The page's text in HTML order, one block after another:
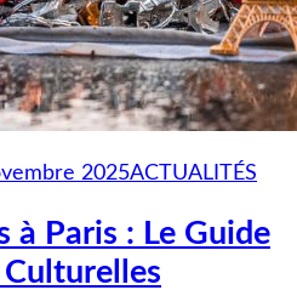
2025ACTUALITÉS
à Paris : Le Guide
Culturelles